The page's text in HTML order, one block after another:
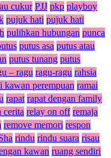
cukur PJJ pkp playboy
pujuk hati pujuk hati
pulihkan hubungan punca
putus asa putus atau
putus tunang putus
– ragu ragu-ragu rahsia
kawan perempuan ramai
rapat rapat dengan family
cerita relay on off remaja
remove memori respon
rindu rindu suara risau
kawan ruang sendiri